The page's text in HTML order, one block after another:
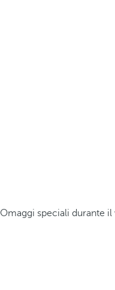
Omaggi speciali durante